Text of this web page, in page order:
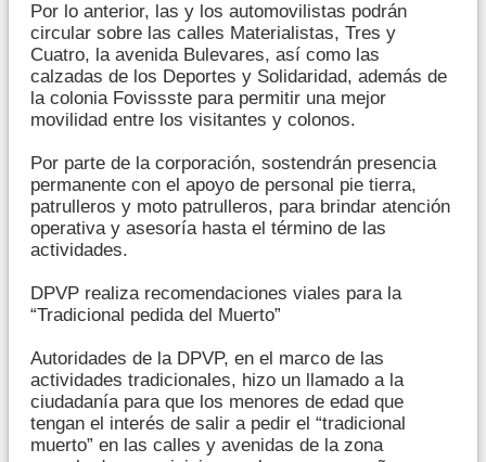
Por lo anterior, las y los automovilistas podrán
circular sobre las calles Materialistas, Tres y
Cuatro, la avenida Bulevares, así como las
calzadas de los Deportes y Solidaridad, además de
la colonia Fovissste para permitir una mejor
movilidad entre los visitantes y colonos.
Por parte de la corporación, sostendrán presencia
permanente con el apoyo de personal pie tierra,
patrulleros y moto patrulleros, para brindar atención
operativa y asesoría hasta el término de las
actividades.
DPVP realiza recomendaciones viales para la
“Tradicional pedida del Muerto”
Autoridades de la DPVP, en el marco de las
actividades tradicionales, hizo un llamado a la
ciudadanía para que los menores de edad que
tengan el interés de salir a pedir el “tradicional
muerto” en las calles y avenidas de la zona